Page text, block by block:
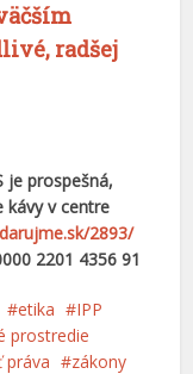
radšej
je prospešná,
kávy v centre
2893/
2201 4356 91
etika
IPP
prostredie
práva zákony